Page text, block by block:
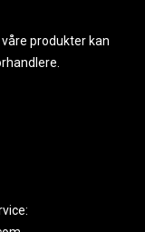
produkter kan